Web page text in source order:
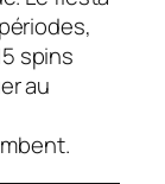
spins
au